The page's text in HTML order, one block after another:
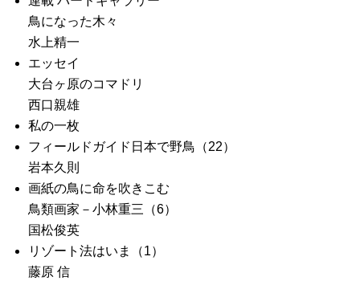
鳥になった木々
水上精一
エッセイ
大台ヶ原のコマドリ
西口親雄
私の一枚
フィールドガイド日本で野鳥（22）
岩本久則
画紙の鳥に命を吹きこむ
鳥類画家－小林重三（6）
国松俊英
リゾート法はいま（1）
藤原 信